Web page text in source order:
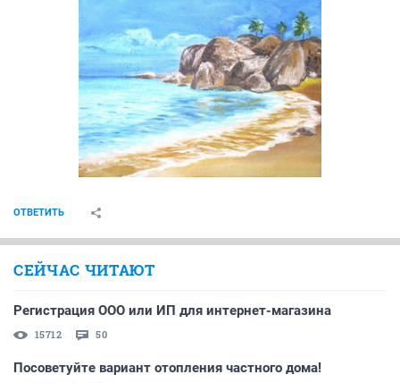
ОТВЕТИТЬ
СЕЙЧАС ЧИТАЮТ
Регистрация ООО или ИП для интернет-магазина
15712 50
Посоветуйте вариант отопления частного дома!